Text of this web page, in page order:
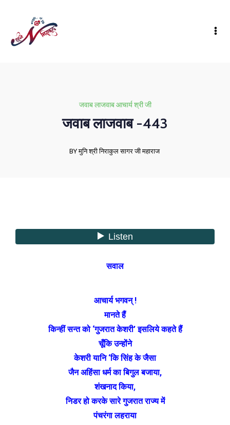
जवाब लाजवाब आचार्य श्री जी
जवाब लाजवाब -443
BY मुनि श्री निराकुल सागर जी महाराज
सवाल
आचार्य भगवन् !
मानते हैं
किन्हीं सन्त को ‘गुजरात केशरी’ इसलिये कहते हैं
चूँकि उन्होंने
केशरी यानि ‘कि सिंह के जैसा
जैन अहिंसा धर्म का बिगुल बजाया,
शंखनाद किया,
निडर हो करके सारे गुजरात राज्य में
पंचरंगा लहराया